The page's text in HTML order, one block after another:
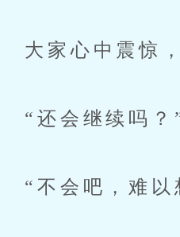
大家心中震惊，
“还会继续吗？
“不会吧，难以